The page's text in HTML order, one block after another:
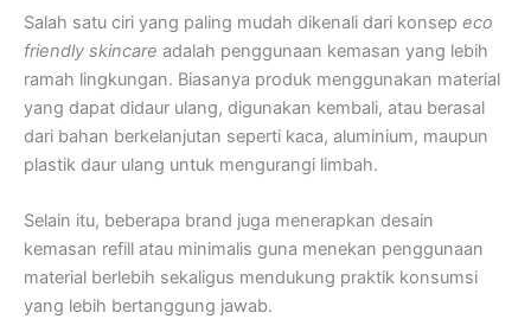
Salah satu ciri yang paling mudah dikenali dari konsep eco
friendly skincare adalah penggunaan kemasan yang lebih
ramah lingkungan. Biasanya produk menggunakan material
yang dapat didaur ulang, digunakan kembali, atau berasal
dari bahan berkelanjutan seperti kaca, aluminium, maupun
plastik daur ulang untuk mengurangi limbah.
Selain itu, beberapa brand juga menerapkan desain
kemasan refill atau minimalis guna menekan penggunaan
material berlebih sekaligus mendukung praktik konsumsi
yang lebih bertanggung jawab.